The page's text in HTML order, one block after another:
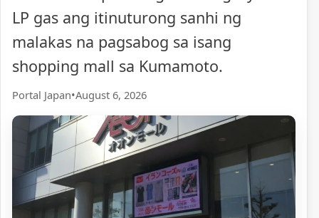
LP gas ang itinuturong sanhi ng
malakas na pagsabog sa isang
shopping mall sa Kumamoto.
Portal Japan•August 6, 2026